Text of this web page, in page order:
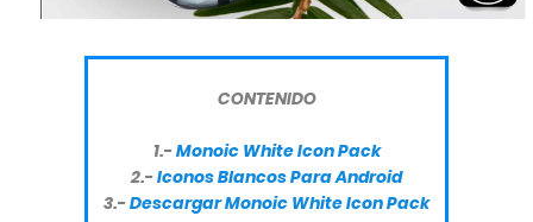
CONTENIDO
1.-Monoic White Icon Pack
2.-Iconos Blancos Para Android
3.-Descargar Monoic White Icon Pack